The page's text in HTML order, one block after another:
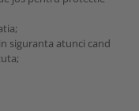
siguranta atunci cand